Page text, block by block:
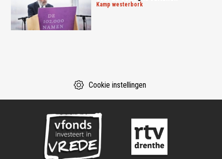
kamp westerbork
Cookie instellingen